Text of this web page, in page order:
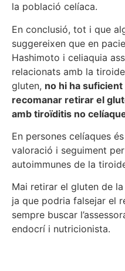
la població celíaca.
En conclusió, tot i que
suggereixen que en
Hashimoto i celiaquia
relacionats amb la
gluten, no hi ha
recomanar retirar el
amb tiroïditis no
En persones celíaques
valoració i seguiment
autoimmunes de la
Mai retirar el gluten de
ja que podria falsejar el
sempre buscar
endocrí i nutricionista.